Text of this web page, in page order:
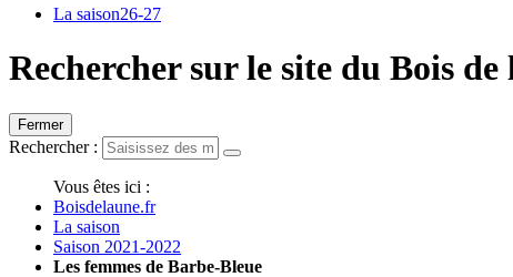
La saison26-27
Rechercher sur le site du Bois
Fermer
Rechercher :
Vous êtes ici :
Boisdelaune.fr
La saison
Saison 2021-2022
Les femmes de Barbe-Bleue